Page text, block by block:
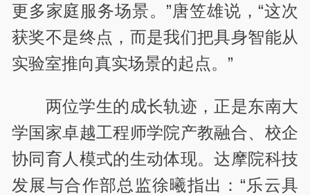
更多家庭服务场景。”唐笠雄说，“这次
获奖不是终点，而是我们把具身智能从
实验室推向真实场景的起点。”
两位学生的成长轨迹，正是东南大
学国家卓越工程师学院产教融合、校企
协同育人模式的生动体现。达摩院科技
发展与合作部总监徐曦指出：“乐云具